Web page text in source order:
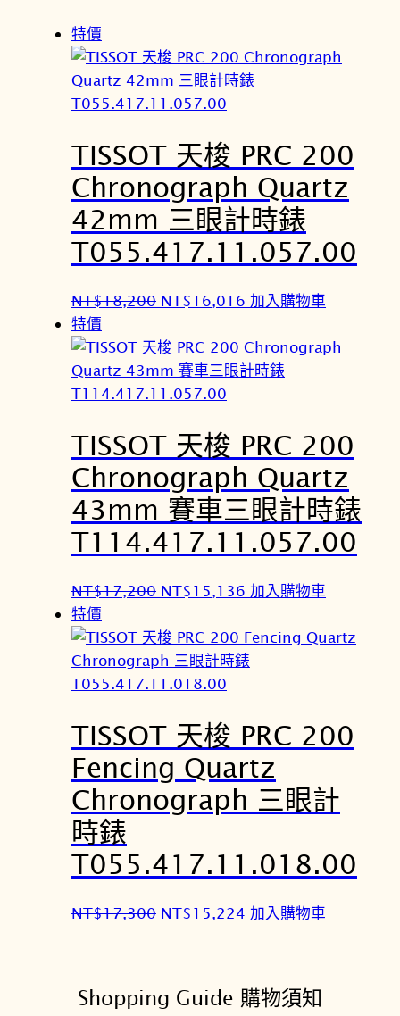
特價
TISSOT 天梭 PRC 200
Chronograph Quartz
42mm 三眼計時錶
T055.417.11.057.00
NT$18,200 原
價
格
：
T
$
1
8
,
2
0
NT$16,016 目
價
格
T
$
1
6
0
6
加入購物車
特價
TISSOT 天梭 PRC 200
Chronograph Quartz
43mm 賽車三眼計時錶
T114.417.11.057.00
NT$17,200 原
價
格
：
T
$
1
7
0
。
NT$15,136 目
價
格
T
$
1
5
3
。
加入購物車
特價
TISSOT 天梭 PRC 200
Fencing Quartz
Chronograph 三眼計
時錶
T055.417.11.018.00
NT$17,300 原
：
NT$15,224 目
：
加入購物車
Shopping Guide 購物須知